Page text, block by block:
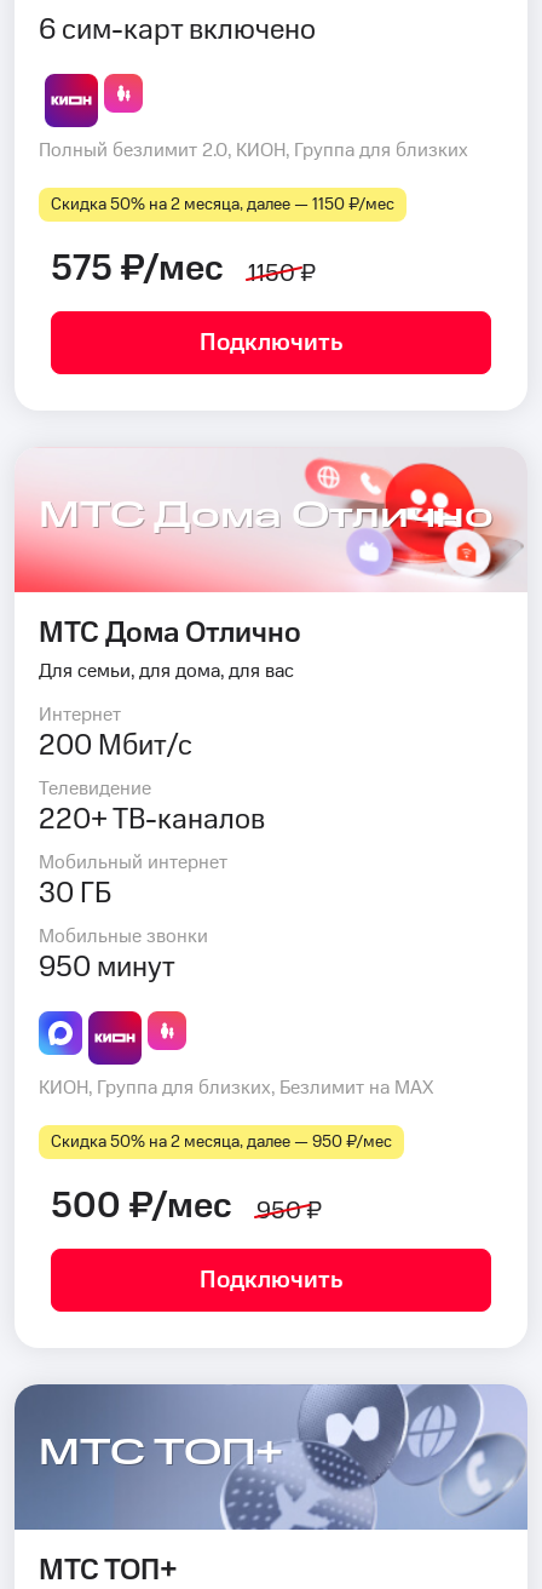
6 сим-карт включено
Полный безлимит 2.0, КИОН, Группа для близких
Скидка 50% на 2 месяца, далее — 1150 ₽⁠/⁠мес
575 ₽/мес 1150 ₽
Подключить
МТС Дома Отлично
МТС Дома Отлично
Для семьи, для дома, для вас
Интернет
200 Мбит/с
Телевидение
220+ ТВ-каналов
Мобильный интернет
30 ГБ
Мобильные звонки
950 минут
КИОН, Группа для близких, Безлимит на MAX
Скидка 50% на 2 месяца, далее — 950 ₽⁠/⁠мес
500 ₽/мес 950 ₽
Подключить
МТС ТОП+
МТС ТОП+